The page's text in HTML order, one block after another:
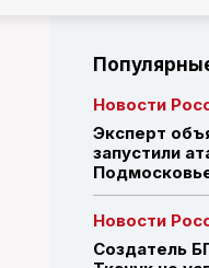
Новости
Эксперт
запустили
Новости
Создатель